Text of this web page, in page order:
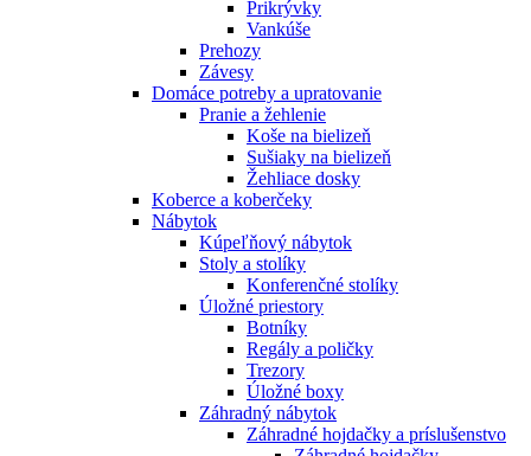
Prikrývky
Vankúše
Prehozy
Závesy
Domáce potreby a upratovanie
Pranie a žehlenie
Koše na bielizeň
Sušiaky na bielizeň
Žehliace dosky
Koberce a koberčeky
Nábytok
Kúpeľňový nábytok
Stoly a stolíky
Konferenčné stolíky
Úložné priestory
Botníky
Regály a poličky
Trezory
Úložné boxy
Záhradný nábytok
Záhradné hojdačky a príslušenstvo